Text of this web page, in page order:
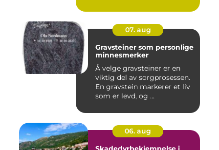
07. aug
Gravsteiner som personlige
minnesmerker
Å velge gravsteiner er en
viktig del av sorgprosessen.
En gravstein markerer et liv
som er levd, og ...
06. aug